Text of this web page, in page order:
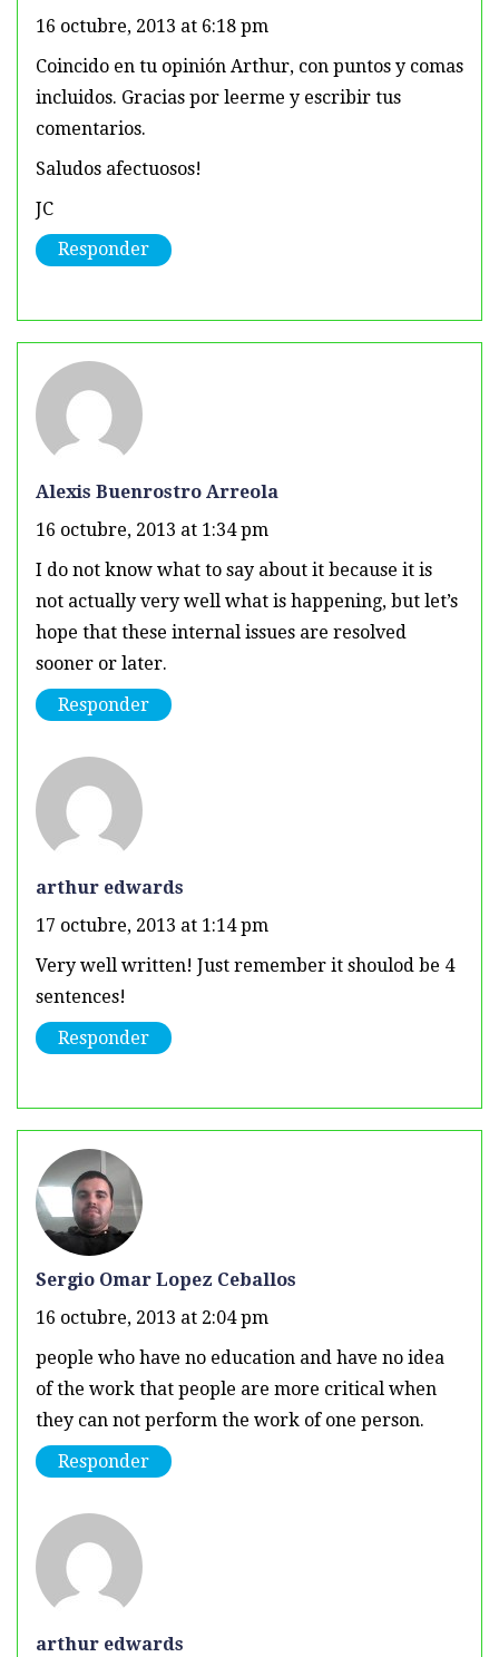
16 octubre, 2013 at 6:18 pm
Coincido en tu opinión Arthur, con puntos y comas
incluidos. Gracias por leerme y escribir tus
comentarios.
Saludos afectuosos!
JC
Responder
Alexis Buenrostro Arreola
16 octubre, 2013 at 1:34 pm
I do not know what to say about it because it is
not actually very well what is happening, but let’s
hope that these internal issues are resolved
sooner or later.
Responder
arthur edwards
17 octubre, 2013 at 1:14 pm
Very well written! Just remember it shoulod be 4
sentences!
Responder
Sergio Omar Lopez Ceballos
16 octubre, 2013 at 2:04 pm
people who have no education and have no idea
of the work that people are more critical when
they can not perform the work of one person.
Responder
arthur edwards